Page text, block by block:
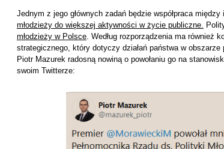
Jednym z jego głównych zadań będzie współpraca
młodzieży do większej aktywności w życie publiczne.
młodzieży w Polsce. Według rozporządzenia ma również
strategicznego, który dotyczy działań państwa w obszarze
Piotr Mazurek radosną nowiną o powołaniu go na
swoim Twitterze: